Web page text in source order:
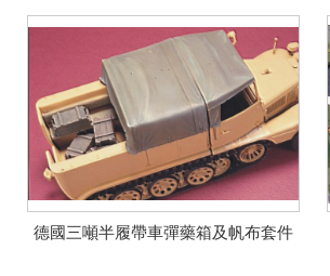
德國三噸半履帶車彈藥箱及帆布套件